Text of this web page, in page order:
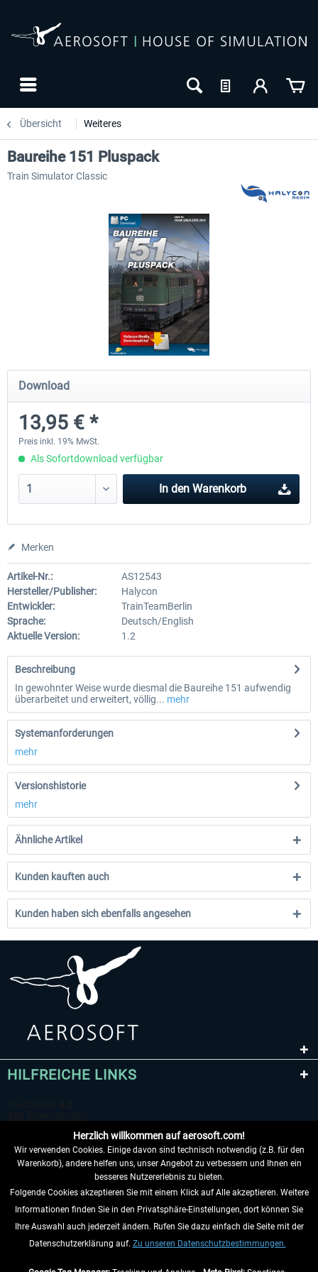
Übersicht Weiteres
Saxon IV-K (Saechsische IV-K)
19,78 € *
3DZUG - Rettungszug
Baureihe 151 Pluspack
Train Simulator Classic
Download
13,95 € *
Preis inkl. 19% MwSt.
Als Sofortdownload verfügbar
In den Warenkorb
Merken
Artikel-Nr.:
AS12543
Hersteller/Publisher:
Halycon
Entwickler:
TrainTeamBerlin
Sprache:
Deutsch/English
Aktuelle Version:
1.2
Beschreibung
In gewohnter Weise wurde diesmal die Baureihe 151 aufwendig
überarbeitet und erweitert, völlig... mehr
Systemanforderungen
mehr
Versionshistorie
mehr
Ähnliche Artikel
Kunden kauften auch
Kunden haben sich ebenfalls angesehen
HILFREICHE LINKS
VERTRAG WIDERRUFEN
INFORMATIONEN
Herzlich willkommen auf aerosoft.com!
Wir verwenden Cookies. Einige davon sind technisch notwendig (z.B. für den
Warenkorb), andere helfen uns, unser Angebot zu verbessern und Ihnen ein
besseres Nutzererlebnis zu bieten.
Folgende Cookies akzeptieren Sie mit einem Klick auf Alle akzeptieren. Weitere
Informationen finden Sie in den Privatsphäre-Einstellungen, dort können Sie
Ihre Auswahl auch jederzeit ändern. Rufen Sie dazu einfach die Seite mit der
Datenschutzerklärung auf. Zu unseren Datenschutzbestimmungen.